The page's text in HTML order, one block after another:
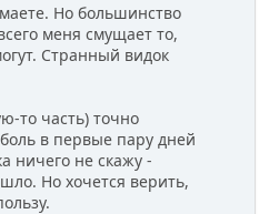
Но большинство
меня смущает то,
Странный видок
то часть) точно
в первые пару дней
ничего не скажу -
Но хочется верить,